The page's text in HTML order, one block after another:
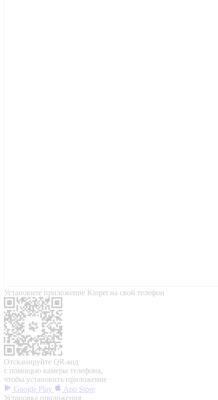
Установите приложение Kinpet на свой телефон
Отсканируйте QR-код
с помощью камеры телефона,
чтобы установить приложение
Google Play
App Store
Установка приложения